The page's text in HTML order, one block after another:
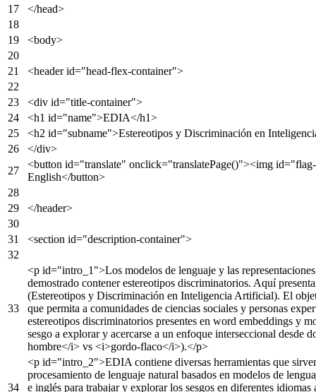
</head>
<body>
<header id="head-flex-container">
<div id="title-container">
<h1 id="name">EDIA</h1>
<h2 id="subname">Estereotipos y Discriminación en
</div>
<button id="translate" onclick="translatePage()"><img id=
English</button>
</header>
<section id="description-container">
<p id="intro_1">Los modelos de lenguaje y las
demostrado contener estereotipos discriminatorios. Aquí
(Estereotipos y Discriminación en Inteligencia Artificial). El
que permita a comunidades de ciencias sociales y personas
estereotipos discriminatorios presentes en word embeddings y
sesgo a explorar y acercarse a un enfoque interseccional desde
hombre</i> vs <i>gordo-flaco</i>).</p>
<p id="intro_2">EDIA contiene diversas herramientas que
procesamiento de lenguaje natural basados en modelos de
e inglés para trabajar y explorar los sesgos en diferentes